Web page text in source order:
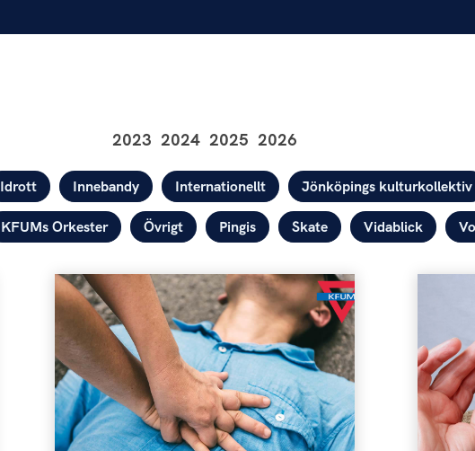
2026
2025
2024
2023
Idrott Innebandy Internationellt Jönköpings kulturkollektiv
KFUMs Orkester Övrigt Pingis Skate Vidablick